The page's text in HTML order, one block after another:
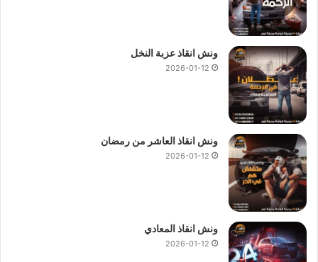
ونش انقاذ عزبة النخل
2026-01-12
ونش انقاذ العاشر من رمضان
2026-01-12
ونش انقاذ المعادي
2026-01-12